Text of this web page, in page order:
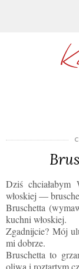
Dziś chciałabym
włoskiej —
Bruschetta
kuchni włoskiej.
Zgadnijcie? Mój
mi dobrze.
Bruschetta to
oliwą i roztartym